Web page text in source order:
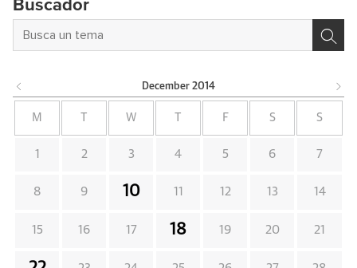
Buscador
December 2014
M W F S S
1 2 3 4 5 6 7
8 9 10 11 12 13 14
15 16 17 18 19 20 21